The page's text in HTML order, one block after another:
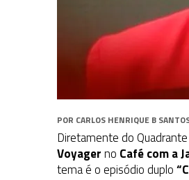
POR CARLOS HENRIQUE B
Diretamente do
Voyagerno Café com a
tema é o episódio duplo